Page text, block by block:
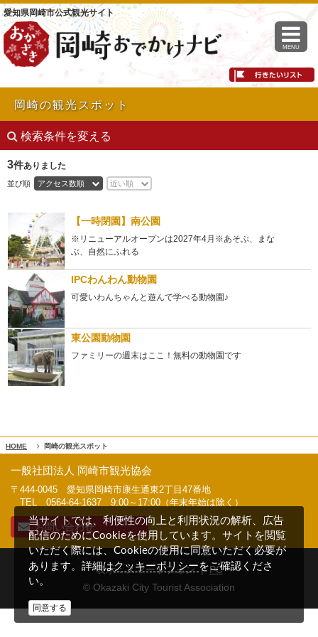
愛知県岡崎市公式観光サイト
MENU
岡崎の観光スポット
検索条件を変える
3件ありました
並び順 アクセス数順 近い順
【一時閉園】南公園
※リニューアルオープンは2027年4月※あそぶ、まな
ぶ、自然にふれる
IPCわんわん動物園
可愛いわんちゃんと遊んで学べる動物園♪
東公園動物園
ファミリーの週末はここ！無料の動物園です
HOME 岡崎の観光スポット
一般社団法人 岡崎市観光協会
〒444-0045 愛知県岡崎市康生通東2丁目47番地
TEL 0564-64-1637 9:00～17:00（年末年始は除く）
お問い合わせ
表示：スマートフォン |PC
© Okazaki City Tourist Association
当サイトでは、利便性の向上と利用状況の解析、広告
配信のためにCookieを使用しています。サイトを閲覧
いただく際には、Cookieの使用に同意いただく必要が
あります。詳細はクッキーポリシー をご確認くださ
い。
同意する